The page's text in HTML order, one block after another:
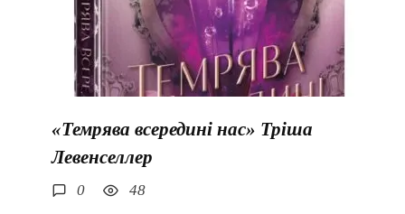
«Темрява всередині нас» Тріша
Левенселлер
0 48